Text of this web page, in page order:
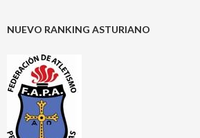
NUEVO RANKING ASTURIANO